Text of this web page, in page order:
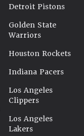
Detroit Pistons
Golden State
Warriors
Houston Rockets
Indiana Pacers
Los Angeles
Clippers
Los Angeles
Lakers